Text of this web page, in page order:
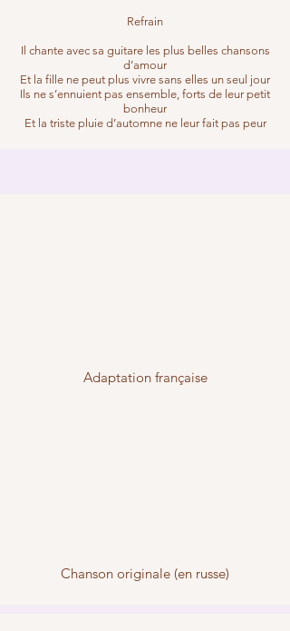
Refrain
Il chante avec sa guitare les plus belles chansons
d’amour
Et la fille ne peut plus vivre sans elles un seul jour
Ils ne s’ennuient pas ensemble, forts de leur petit
bonheur
Et la triste pluie d’automne ne leur fait pas peur
Adaptation française
Chanson originale (en russe)